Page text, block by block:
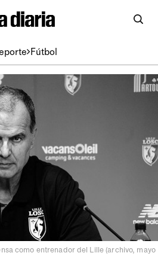
Fútbol
como entrenador del Lille (archivo, mayo